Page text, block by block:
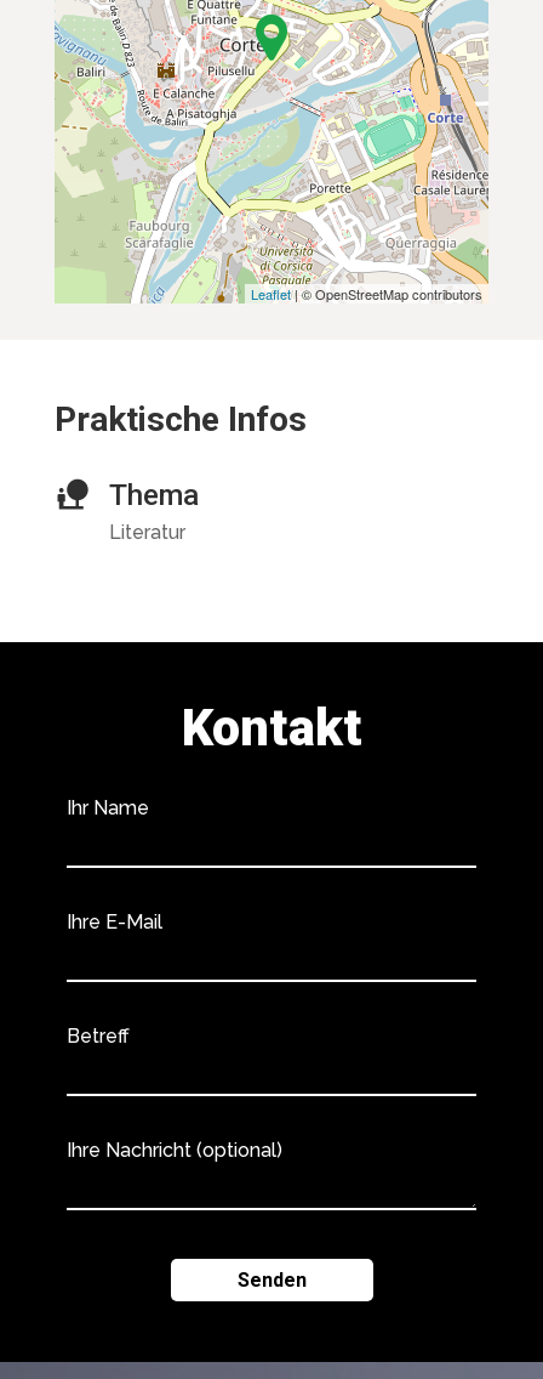
Leaflet| © OpenStreetMap contributors
Praktische Infos
Thema
Literatur
Kontakt
Ihr Name
Ihre E-Mail
Betreff
Ihre Nachricht (optional)